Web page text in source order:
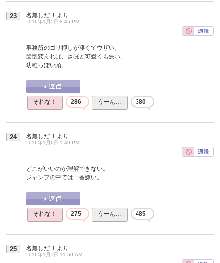
23 名無しだＪ より
2016年1月5日 8:45 PM
事務所のゴリ押しが凄くてウザい。
髪型変えれば、さほど可愛くも無い。
幼稚っぽい頭。
それな！ 286 うーん… 380
24 名無しだＪ より
2016年1月6日 1:49 PM
どこがいいのか理解できない。
ジャンプの中では一番嫌い。
それな！ 275 うーん… 485
25 名無しだＪ より
2016年1月7日 11:50 AM